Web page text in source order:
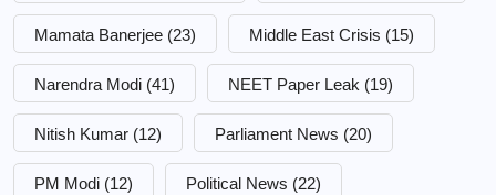
Mamata Banerjee (23) Middle East Crisis (15)
Narendra Modi (41) NEET Paper Leak (19)
Nitish Kumar (12) Parliament News (20)
PM Modi (12) Political News (22)